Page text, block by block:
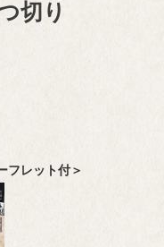
切り
フレット付＞